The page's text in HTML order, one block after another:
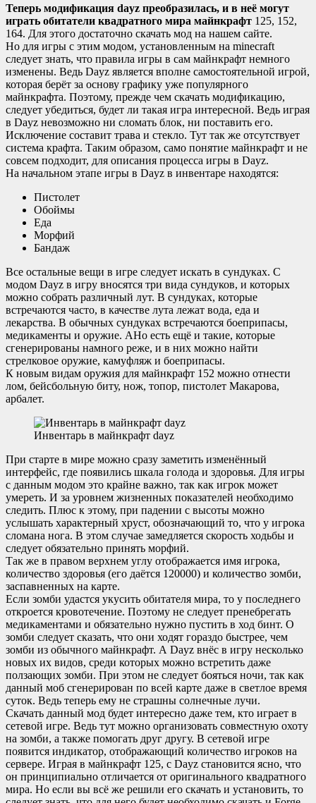
Теперь модификация dayz преобразилась, и в неё могут
играть обитатели квадратного мира майнкрафт 125, 152,
164. Для этого достаточно скачать мод на нашем сайте.
Но для игры с этим модом, установленным на minecraft
следует знать, что правила игры в сам майнкрафт немного
изменены. Ведь Dayz является вполне самостоятельной игрой,
которая берёт за основу графику уже популярного
майнкрафта. Поэтому, прежде чем скачать модификацию,
следует убедиться, будет ли такая игра интересной. Ведь играя
в Dayz невозможно ни сломать блок, ни поставить его.
Исключение составит трава и стекло. Тут так же отсутствует
система крафта. Таким образом, само понятие майнкрафт и не
совсем подходит, для описания процесса игры в Dayz.
На начальном этапе игры в Dayz в инвентаре находятся:
Пистолет
Обоймы
Еда
Морфий
Бандаж
Все остальные вещи в игре следует искать в сундуках. С
модом Dayz в игру вносятся три вида сундуков, и которых
можно собрать различный лут. В сундуках, которые
встречаются часто, в качестве лута лежат вода, еда и
лекарства. В обычных сундуках встречаются боеприпасы,
медикаменты и оружие. АНо есть ещё и такие, которые
сгенерированы намного реже, и в них можно найти
стрелковое оружие, камуфляж и боеприпасы.
К новым видам оружия для майнкрафт 152 можно отнести
лом, бейсбольную биту, нож, топор, пистолет Макарова,
арбалет.
Инвентарь в майнкрафт dayz
При старте в мире можно сразу заметить изменённый
интерфейс, где появились шкала голода и здоровья. Для игры
с данным модом это крайне важно, так как игрок может
умереть. И за уровнем жизненных показателей необходимо
следить. Плюс к этому, при падении с высоты можно
услышать характерный хруст, обозначающий то, что у игрока
сломана нога. В этом случае замедляется скорость ходьбы и
следует обязательно принять морфий.
Так же в правом верхнем углу отображается имя игрока,
количество здоровья (его даётся 120000) и количество зомби,
заспавненных на карте.
Если зомби удастся укусить обитателя мира, то у последнего
откроется кровотечение. Поэтому не следует пренебрегать
медикаментами и обязательно нужно пустить в ход бинт. О
зомби следует сказать, что они ходят гораздо быстрее, чем
зомби из обычного майнкрафт. А Dayz внёс в игру несколько
новых их видов, среди которых можно встретить даже
ползающих зомби. При этом не следует бояться ночи, так как
данный моб сгенерирован по всей карте даже в светлое время
суток. Ведь теперь ему не страшны солнечные лучи.
Скачать данный мод будет интересно даже тем, кто играет в
сетевой игре. Ведь тут можно организовать совместную охоту
на зомби, а также помогать друг другу. В сетевой игре
появится индикатор, отображающий количество игроков на
сервере. Играя в майнкрафт 125, с Dayz становится ясно, что
он принципиально отличается от оригинального квадратного
мира. Но если вы всё же решили его скачать и установить, то